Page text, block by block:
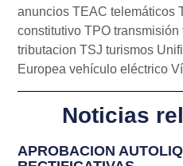
anuncios TEAC telemáticos
constitutivo TPO transmisión
tributacion TSJ turismos
Europea vehículo eléctrico
Noticias
APROBACION